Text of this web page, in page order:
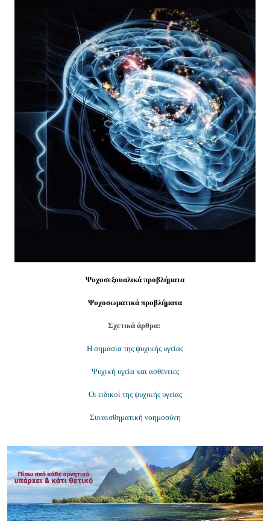
Ψυχοσεξουαλικά προβλήματα
Ψυχοσωματικά προβλήματα
Σχετικά άρθρα:
Η σημασία της ψυχικής υγείας
Ψυχική υγεία και ασθένειες
Οι ειδικοί της ψυχικής υγείας
Συναισθηματική νοημοσύνη